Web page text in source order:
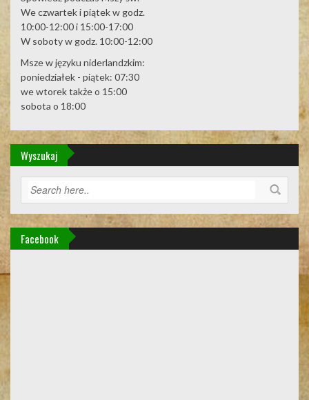
We czwartek i piątek w godz.
10:00-12:00 i 15:00-17:00
W soboty w godz. 10:00-12:00
Msze w języku niderlandzkim:
poniedziałek - piątek: 07:30
we wtorek także o 15:00
sobota o 18:00
Wyszukaj
Facebook